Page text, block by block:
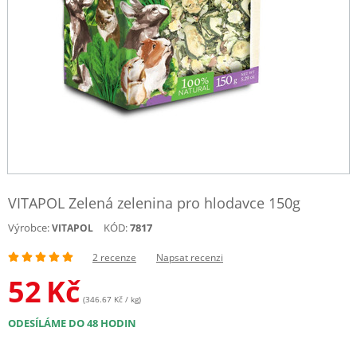
VITAPOL Zelená zelenina pro hlodavce 150g
Výrobce:VITAPOL KÓD:7817
2 recenze Napsat recenzi
52 Kč (346.67 Kč / kg)
ODESÍLÁME DO 48 HODIN